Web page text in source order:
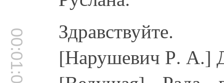
00:01:01
Здравствуйте.
[Нарушевич Р. А.]